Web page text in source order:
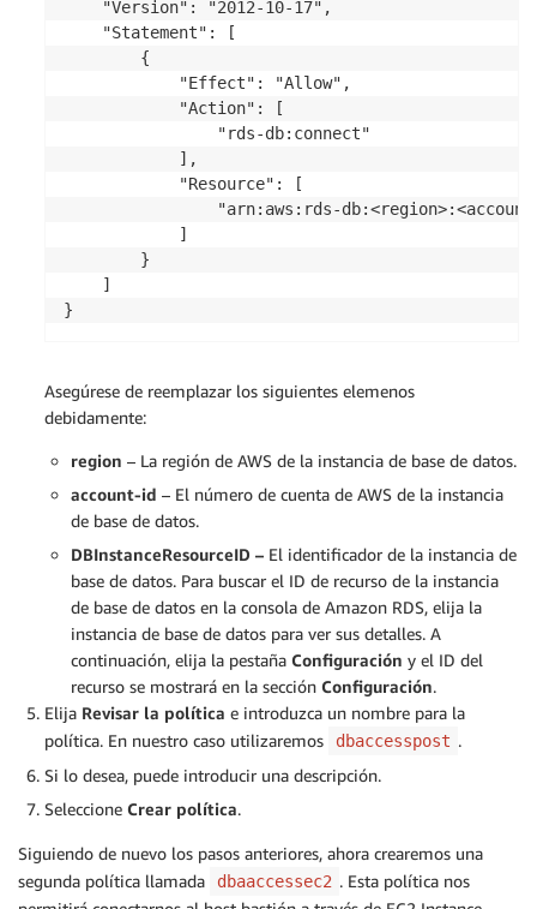
    "Version": "2012-10-17",
    "Statement": [
        {
            "Effect": "Allow",
            "Action": [
                "rds-db:connect"
            ],
            "Resource": [
"arn:aws:rds-
            ]
        }
    ]
}
Asegúrese de reemplazar los siguientes elemenos
debidamente:
region – La región de AWS de la instancia de base de datos.
account-id – El número de cuenta de AWS de la instancia
de base de datos.
DBInstanceResourceID – El identificador de la instancia de
base de datos. Para buscar el ID de recurso de la instancia
de base de datos en la consola de Amazon RDS, elija la
instancia de base de datos para ver sus detalles. A
continuación, elija la pestaña Configuración y el ID del
recurso se mostrará en la sección Configuración.
Elija Revisar la política e introduzca un nombre para la
política. En nuestro caso utilizaremos
dbaccesspost .
Si lo desea, puede introducir una descripción.
Seleccione Crear política.
Siguiendo de nuevo los pasos anteriores, ahora crearemos una
segunda política llamada
dbaaccessec2 . Esta política nos